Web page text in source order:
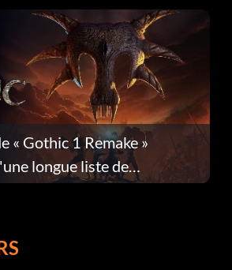
« Gothic 1 Remake »
longue liste de
la mise à jour 1.0.4